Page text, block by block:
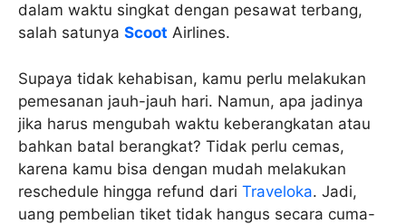
dalam waktu singkat dengan pesawat terbang,
salah satunya Scoot Airlines.
Supaya tidak kehabisan, kamu perlu melakukan
pemesanan jauh-jauh hari. Namun, apa jadinya
jika harus mengubah waktu keberangkatan atau
bahkan batal berangkat? Tidak perlu cemas,
karena kamu bisa dengan mudah melakukan
reschedule hingga refund dari Traveloka. Jadi,
uang pembelian tiket tidak hangus secara cuma-